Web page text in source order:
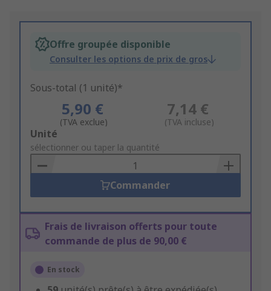
Offre groupée disponible
Consulter les options de prix de gros
Sous-total (1 unité)*
5,90 €
(TVA exclue)
7,14 €
(TVA incluse)
Add
to
Basket
Unité
sélectionner ou taper la quantité
Commander
Frais de livraison offerts pour toute
commande de plus de 90,00 €
En stock